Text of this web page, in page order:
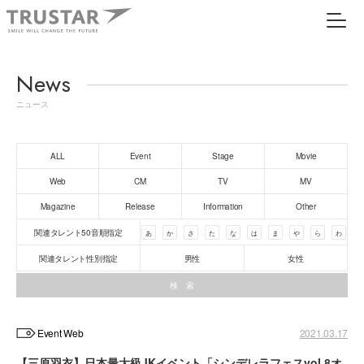
News
ニュース
ALL Event Stage Movie
Web CM TV MV
Magazine Release Information Other
関連タレント50音順指定 あ か さ た な は ま や ら わ
関連タレント性別指定 男性 女性
Event Web 2021.03.17